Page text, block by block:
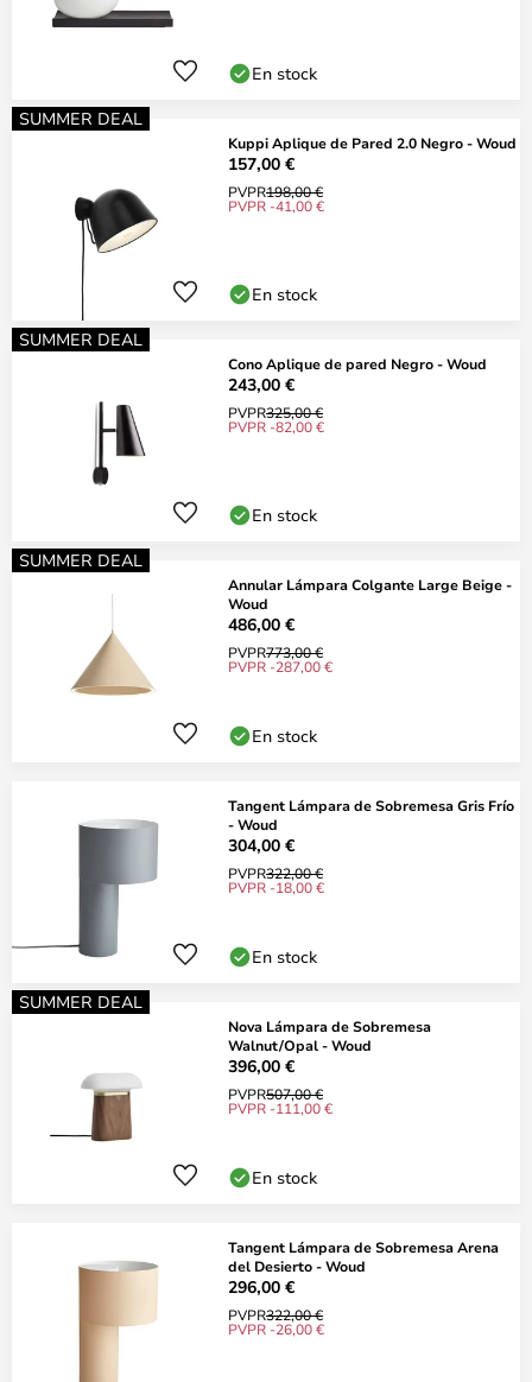
En stock
SUMMER DEAL
Kuppi Aplique de Pared 2.0 Negro - Woud
157,00 €
PVPR198,00 €
PVPR -41,00 €
En stock
SUMMER DEAL
Cono Aplique de pared Negro - Woud
243,00 €
PVPR325,00 €
PVPR -82,00 €
En stock
SUMMER DEAL
Annular Lámpara Colgante Large Beige -
Woud
486,00 €
PVPR773,00 €
PVPR -287,00 €
En stock
Tangent Lámpara de Sobremesa Gris Frío
- Woud
304,00 €
PVPR322,00 €
PVPR -18,00 €
En stock
SUMMER DEAL
Nova Lámpara de Sobremesa
Walnut/Opal - Woud
396,00 €
PVPR507,00 €
PVPR -111,00 €
En stock
Tangent Lámpara de Sobremesa Arena
del Desierto - Woud
296,00 €
PVPR322,00 €
PVPR -26,00 €